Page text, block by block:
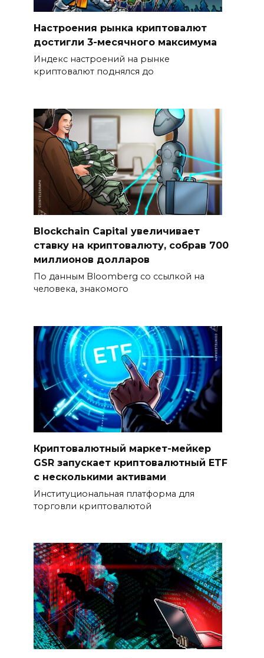
Настроения рынка криптовалют
достигли 3-месячного максимума
Индекс настроений на рынке
криптовалют поднялся до
Blockchain Capital увеличивает
ставку на криптовалюту, собрав 700
миллионов долларов
По данным Bloomberg со ссылкой на
человека, знакомого
Криптовалютный маркет-мейкер
GSR запускает криптовалютный ETF
с несколькими активами
Институциональная платформа для
торговли криптовалютой